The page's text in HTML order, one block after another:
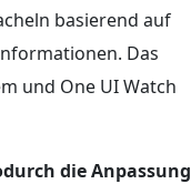
basierend auf
Das
und One UI Watch
die Anpassung